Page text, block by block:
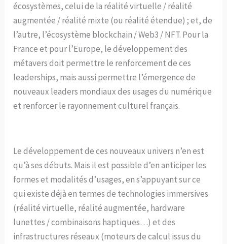
écosystèmes, celui de la réalité virtuelle / réalité
augmentée / réalité mixte (ou réalité étendue) ; et, de
l’autre, l’écosystème blockchain / Web3 / NFT. Pour la
France et pour l’Europe, le développement des
métavers doit permettre le renforcement de ces
leaderships, mais aussi permettre l’émergence de
nouveaux leaders mondiaux des usages du numérique
et renforcer le rayonnement culturel français.
Le développement de ces nouveaux univers n’en est
qu’à ses débuts. Mais il est possible d’en anticiper les
formes et modalités d’usages, en s’appuyant sur ce
qui existe déjà en termes de technologies immersives
(réalité virtuelle, réalité augmentée, hardware
lunettes / combinaisons haptiques…) et des
infrastructures réseaux (moteurs de calcul issus du